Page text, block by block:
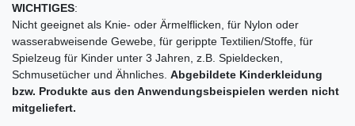
WICHTIGES:
Nicht geeignet als Knie- oder Ärmelflicken, für Nylon oder
wasserabweisende Gewebe, für gerippte Textilien/Stoffe, für
Spielzeug für Kinder unter 3 Jahren, z.B. Spieldecken,
Schmusetücher und Ähnliches. Abgebildete Kinderkleidung
bzw. Produkte aus den Anwendungsbeispielen werden nicht
mitgeliefert.